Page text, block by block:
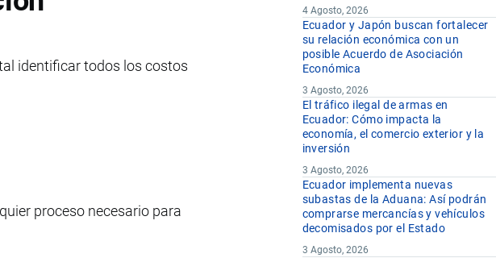
identificar todos los costos
proceso necesario para
4 Agosto, 2026
Ecuador y Japón buscan fortalecer
su relación económica con un
posible Acuerdo de Asociación
Económica
3 Agosto, 2026
El tráfico ilegal de armas en
Ecuador: Cómo impacta la
economía, el comercio exterior y la
inversión
3 Agosto, 2026
Ecuador implementa nuevas
subastas de la Aduana: Así podrán
comprarse mercancías y vehículos
decomisados por el Estado
3 Agosto, 2026